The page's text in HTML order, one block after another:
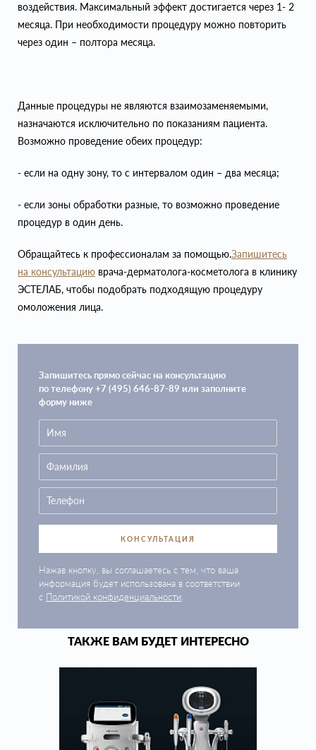
воздействия. Максимальный эффект достигается через 1- 2
месяца. При необходимости процедуру можно повторить
через один – полтора месяца.
Данные процедуры не являются взаимозаменяемыми,
назначаются исключительно по показаниям пациента.
Возможно проведение обеих процедур:
- если на одну зону, то с интервалом один – два месяца;
- если зоны обработки разные, то возможно проведение
процедур в один день.
Обращайтесь к профессионалам за помощью.Запишитесь
на консультацию врача-дерматолога-косметолога в клинику
ЭСТЕЛАБ, чтобы подобрать подходящую процедуру
омоложения лица.
Запишитесь прямо сейчас на консультацию
по телефону +7 (495) 646-87-89 или заполните
форму ниже
КОНСУЛЬТАЦИЯ
Нажав кнопку, вы соглашаетесь с тем, что ваша
информация будет использована в соответствии
с Политикой конфиденциальности
ТАКЖЕ ВАМ БУДЕТ ИНТЕРЕСНО